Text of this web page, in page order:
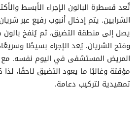
تُعد قسطرة البالون الإجراء الأبسط
الشرايين. يتم إدخال أنبوب رفيع عبر
يصل إلى منطقة التضيق، ثم يُنفخ
وفتح الشريان. يُعد الإجراء بسيطًا
المريض المستشفى في اليوم نفسه. مع
مؤقتة وغالبًا ما يعود التضيق لاحقًا،
تمهيدية لتركيب دعامة.